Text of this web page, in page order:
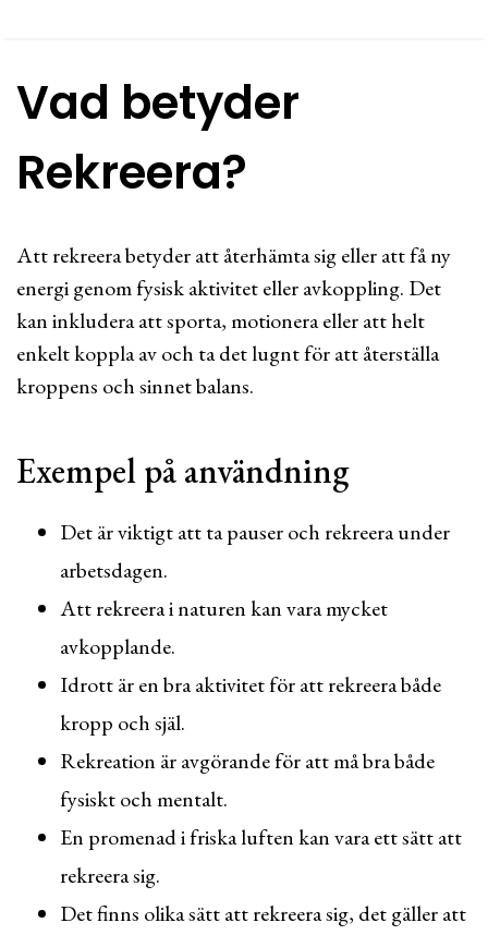
Vad betyder
Rekreera?
Att rekreera betyder att återhämta sig eller att få ny
energi genom fysisk aktivitet eller avkoppling. Det
kan inkludera att sporta, motionera eller att helt
enkelt koppla av och ta det lugnt för att återställa
kroppens och sinnet balans.
Exempel på användning
Det är viktigt att ta pauser och rekreera under
arbetsdagen.
Att rekreera i naturen kan vara mycket
avkopplande.
Idrott är en bra aktivitet för att rekreera både
kropp och själ.
Rekreation är avgörande för att må bra både
fysiskt och mentalt.
En promenad i friska luften kan vara ett sätt att
rekreera sig.
Det finns olika sätt att rekreera sig, det gäller att